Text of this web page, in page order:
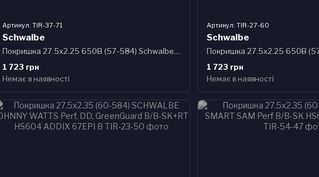
Артикул: TIR-37-71
Schwalbe
Покришка 27.5x2.25 650B (57-584) Schwalbe RACING RAY Perf TwinSkin TLR B/B HS489 Addix, 67EPI
1 723 грн
Немає в наявності
Артикул: TIR-27-60
Schwalbe
1 723 грн
Немає в наявності